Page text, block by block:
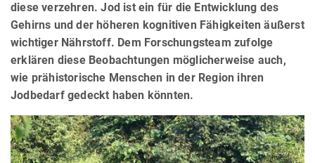
diese verzehren. Jod ist ein für die Entwicklung des
Gehirns und der höheren kognitiven Fähigkeiten äußerst
wichtiger Nährstoff. Dem Forschungsteam zufolge
erklären diese Beobachtungen möglicherweise auch,
wie prähistorische Menschen in der Region ihren
Jodbedarf gedeckt haben könnten.